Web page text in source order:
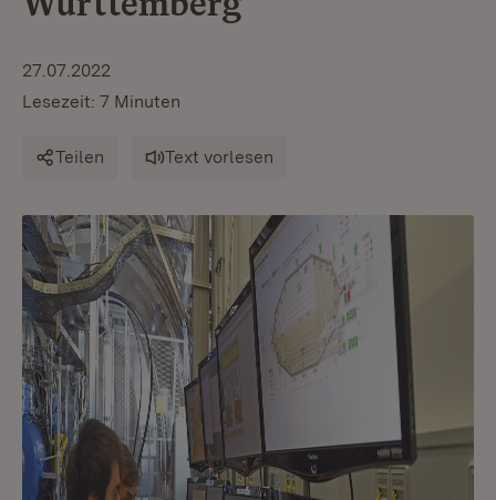
27.07.2022
Lesezeit: 7 Minuten
Teilen Text vorlesen